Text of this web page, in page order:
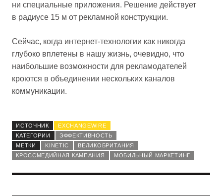
ни специальные приложения. Решение действует
в радиусе 15 м от рекламной конструкции.
Сейчас, когда интернет-технологии как никогда
глубоко вплетены в нашу жизнь, очевидно, что
наибольшие возможности для рекламодателей
кроются в объединении нескольких каналов
коммуникации.
ИСТОЧНИК
EXCHANGEWIRE
КАТЕГОРИИ
ЭФФЕКТИВНОСТЬ
МЕТКИ
KINETIC
ВЕЛИКОБРИТАНИЯ
КРОССМЕДИЙНАЯ КАМПАНИЯ
МОБИЛЬНЫЙ МАРКЕТИНГ